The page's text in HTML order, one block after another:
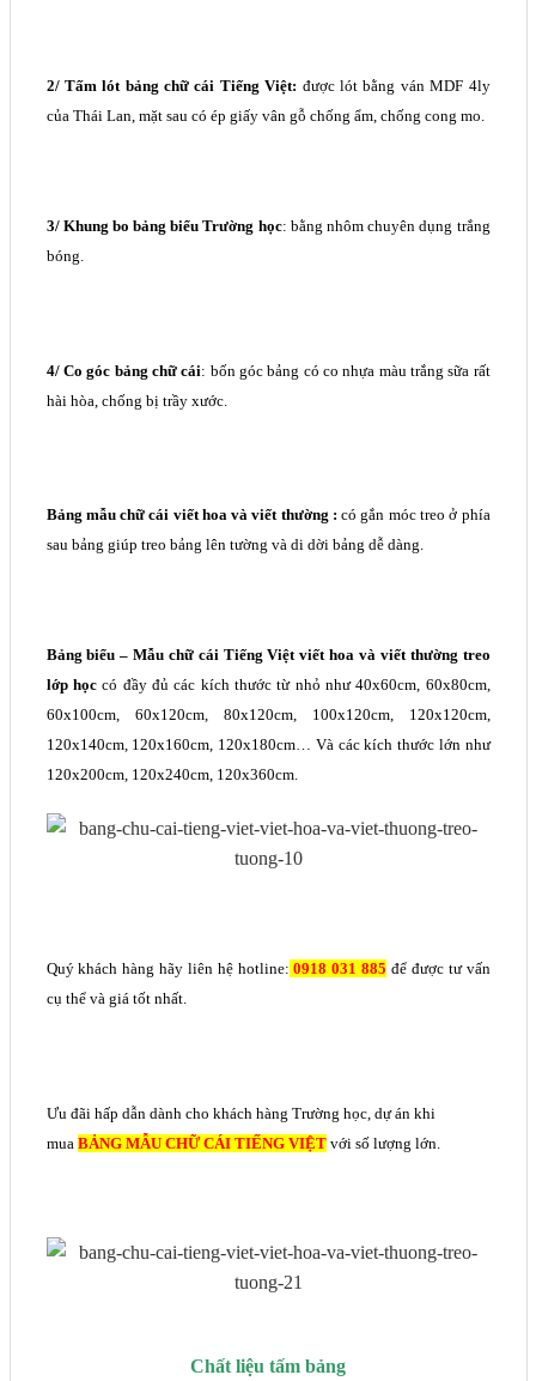
2/ Tấm lót bảng chữ cái Tiếng Việt: được lót bằng ván MDF 4ly
của Thái Lan, mặt sau có ép giấy vân gỗ chống ẩm, chống cong mo.
3/ Khung bobảng biểu Trường học: bằng nhôm chuyên dụng trắng
bóng.
4/ Co góc bảng chữ cái: bốn góc bảng có co nhựa màu trắng sữa rất
hài hòa, chống bị trầy xước.
Bảng mẫu chữ cái viết hoa và viết thường :có gắn móc treo ở phía
sau bảng giúp treo bảng lên tường và di dời bảng dễ dàng.
Bảng biểu – Mẫu chữ cái Tiếng Việt viết hoa và viết thường treo
lớp họccó đầy đủ các kích thước từ nhỏ như 40x60cm, 60x80cm,
60x100cm, 60x120cm, 80x120cm, 100x120cm, 120x120cm,
120x140cm, 120x160cm, 120x180cm… Và các kích thước lớn như
120x200cm, 120x240cm, 120x360cm.
Quý khách hàng hãy liên hệ hotline: 0918 031 885 để được tư vấn
cụ thể và giá tốt nhất.
Ưu đãi hấp dẫn dành cho khách hàng Trường học, dự án khi
mua BẢNG MẪU CHỮ CÁI TIẾNG VIỆTvới số lượng lớn.
Chất liệu tấm bảng